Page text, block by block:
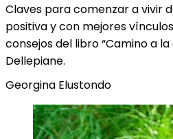
Claves para comenzar a vivir
positiva y con mejores
consejos del libro “Camino a
Dellepiane.
Georgina Elustondo